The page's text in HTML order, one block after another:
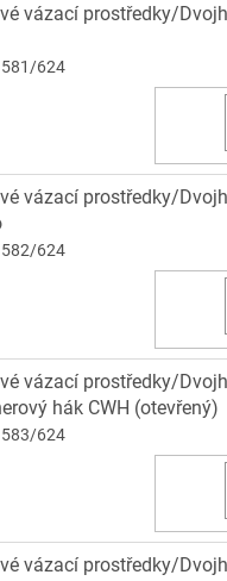
vázací prostředky/
624
vázací prostředky/
624
vázací prostředky/
hák CWH (otevřený)
624
vázací prostředky/